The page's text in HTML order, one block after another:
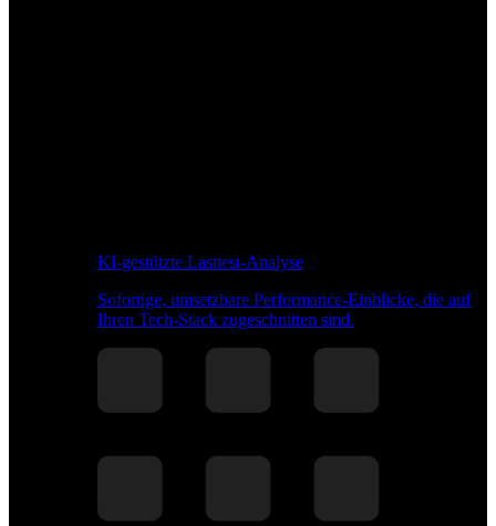
KI-gestützte Lasttest-Analyse
Sofortige, umsetzbare Performance-Einblicke, die auf
Ihren Tech-Stack zugeschnitten sind.